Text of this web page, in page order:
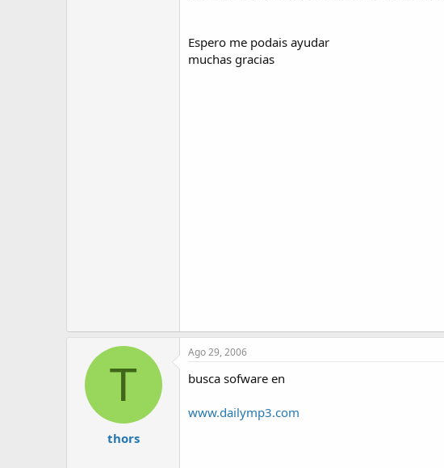
Espero me podais ayudar
muchas gracias
T
thors
Ago 29, 2006
busca sofware en
www.dailymp3.com